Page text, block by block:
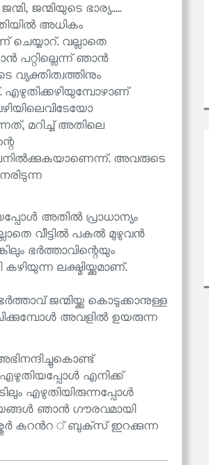
ജന്മിയുടെ ഭാര്യ.....
അധികം
വല്ലാതെ
ഞാൻ
വ്യക്തിത്വത്തിനും
മറിച്ച് അതിലെ
അവരുടെ
അതിൽ പ്രാധാന്യം
വീട്ടിൽ പകൽ മുഴുവൻ
ഭർത്താവിന്റെയും
ലക്ഷ്മിയ്ക്കുമാണ്.
ജന്മിയ്ക്കു കൊടുക്കാനുള്ള
അവളിൽ ഉയരുന്ന
എഴുതിയപ്പോൾ എനിക്ക്
എഴുതിയിരുന്നപ്പോൾ
ഞാൻ ഗൗരവമായി
കറൻറ ് ബുക്‌സ് ഇറക്കുന്ന